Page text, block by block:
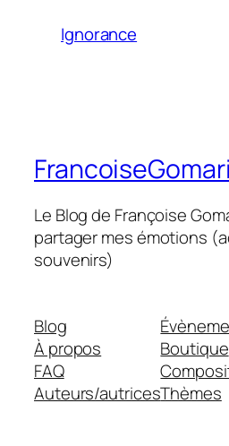
Ignorance
Le Blog de Françoise
partager mes émotions
souvenirs)
Blog
À propos
FAQ
Auteurs/autrices
Boutique
Thèmes